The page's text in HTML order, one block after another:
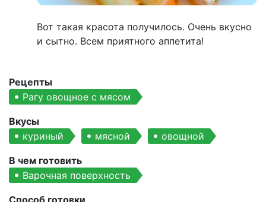
Вот такая красота получилось. Очень вкусно
и сытно. Всем приятного аппетита!
Рецепты
Рагу овощное с мясом
Вкусы
куриный
мясной овощной
В чем готовить
Варочная поверхность
Способ готовки